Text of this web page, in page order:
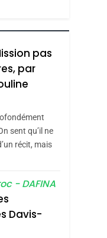
MA
Thérèse
Amandes
Le Miel
–
pas
par
sent qu’il ne
récit, mais
- DAFINA
Davis-